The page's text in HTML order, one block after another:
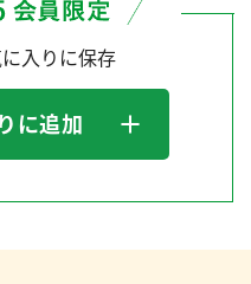
入りに保存
に追加